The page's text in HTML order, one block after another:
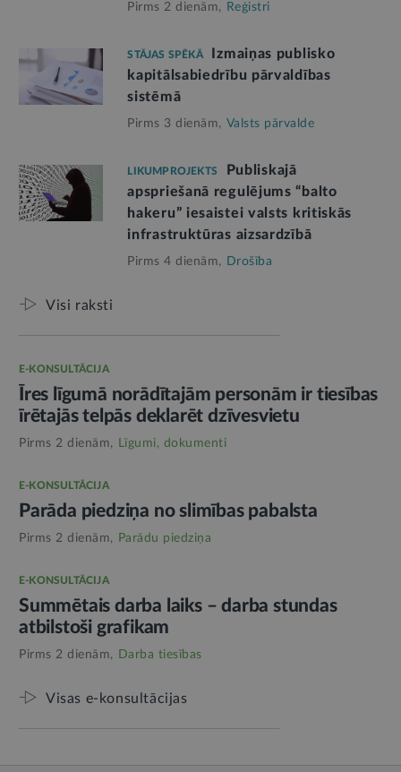
Pirms 2 dienām, Reģistri
STĀJAS SPĒKĀ
Izmaiņas publisko
kapitālsabiedrību pārvaldības
sistēmā
Pirms 3 dienām, Valsts pārvalde
LIKUMPROJEKTS
Publiskajā
apspriešanā regulējums “balto
hakeru” iesaistei valsts kritiskās
infrastruktūras aizsardzībā
Pirms 4 dienām, Drošība
Visi raksti
E-KONSULTĀCIJA
Īres līgumā norādītajām personām ir tiesības
īrētajās telpās deklarēt dzīvesvietu
Pirms 2 dienām, Līgumi, dokumenti
E-KONSULTĀCIJA
Parāda piedziņa no slimības pabalsta
Pirms 2 dienām, Parādu piedziņa
E-KONSULTĀCIJA
Summētais darba laiks – darba stundas
atbilstoši grafikam
Pirms 2 dienām, Darba tiesības
Visas e-konsultācijas